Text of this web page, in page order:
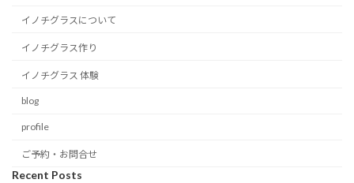
イノチグラスについて
イノチグラス作り
イノチグラス 体験
blog
profile
ご予約・お問合せ
Recent Posts